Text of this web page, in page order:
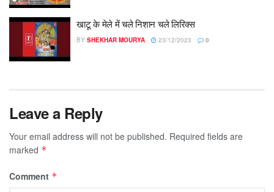
खाटू के मेले में चले निशान चले लिरिक्स
BY SHEKHAR MOURYA 23/12/2023 0
Leave a Reply
Your email address will not be published. Required fields are
marked *
Comment *